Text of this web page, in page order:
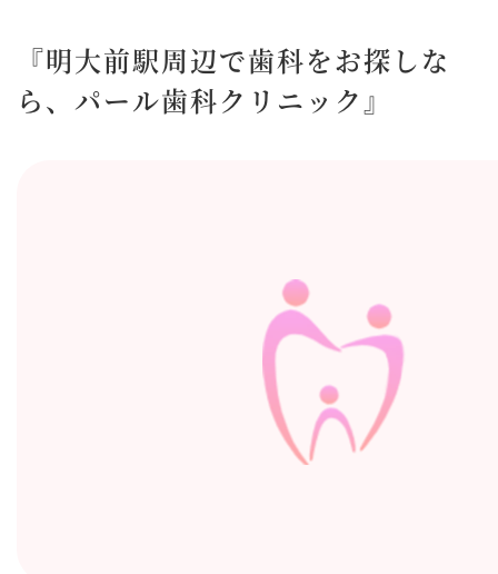
『明大前駅周辺で歯科をお探しな
ら、パール歯科クリニック』